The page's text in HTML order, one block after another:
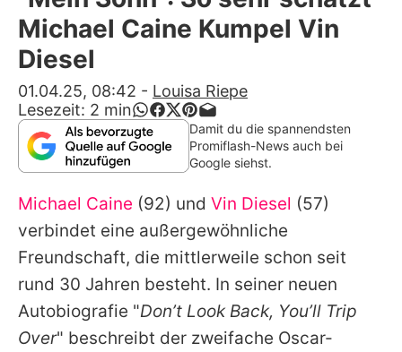
Alle Themen auf Promiflash
App runterladen
Team
Redaktionelle Richtlinien
Impressum
Datenschutzerklärung
Nutzungsbedingungen
Utiq verwalten
Michael Caine Kumpel Vin
Diesel
01.04.25, 08:42 - Louisa Riepe
Lesezeit: 2 min
Damit du die spannendsten
Promiflash-News auch bei
Google siehst.
Michael Caine (92) und Vin Diesel (57)
verbindet eine außergewöhnliche
Freundschaft, die mittlerweile schon seit
rund 30 Jahren besteht. In seiner neuen
Autobiografie "Don’t Look Back, You’ll Trip
Over" beschreibt der zweifache Oscar-